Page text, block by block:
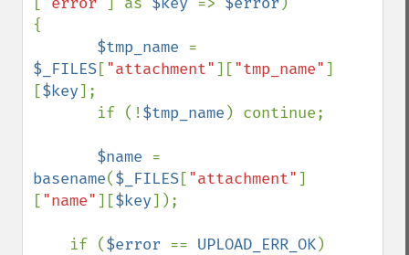
{
$tmp_name
$_FILES["attachment"]["tmp_name"]
[$key];
       if (!
$tmp_name ) continue;
$name
basename($_FILES["attachment"]
["name"][$key]);
    if (
$error == UPLOAD_ERR_OK)